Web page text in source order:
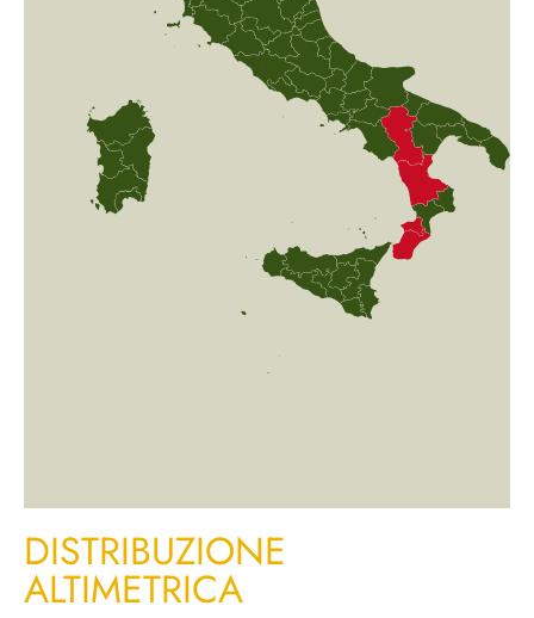
DISTRIBUZIONE
ALTIMETRICA